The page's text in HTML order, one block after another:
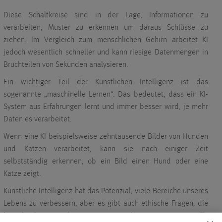
Diese Schaltkreise sind in der Lage, Informationen zu
verarbeiten, Muster zu erkennen um daraus Schlüsse zu
ziehen. Im Vergleich zum menschlichen Gehirn arbeitet KI
jedoch wesentlich schneller und kann riesige Datenmengen in
Bruchteilen von Sekunden analysieren.
Ein wichtiger Teil der Künstlichen Intelligenz ist das
sogenannte „maschinelle Lernen“. Das bedeutet, dass ein KI-
System aus Erfahrungen lernt und immer besser wird, je mehr
Daten es verarbeitet.
Wenn eine KI beispielsweise zehntausende Bilder von Hunden
und Katzen verarbeitet, kann sie nach einiger Zeit
selbstständig erkennen, ob ein Bild einen Hund oder eine
Katze zeigt.
Künstliche Intelligenz hat das Potenzial, viele Bereiche unseres
Lebens zu verbessern, aber es gibt auch ethische Fragen, die